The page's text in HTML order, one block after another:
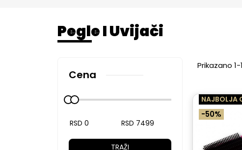
Pegle I Uvijači
Cena
TRAŽI
Prikazano 1-
NAJBOLJA
-50%